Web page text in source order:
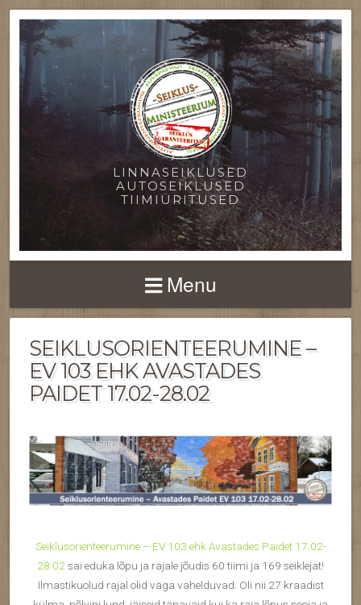
LINNASEIKLUSED
AUTOSEIKLUSED
TIIMIÜRITUSED
Menu
SEIKLUSORIENTEERUMINE –
EV 103 EHK AVASTADES
PAIDET 17.02-28.02
Seiklusorienteerumine – EV 103 ehk Avastades Paidet 17.02-
28.02 sai eduka lõpu ja rajale jõudis 60 tiimi ja 169 seiklejat!
Ilmastikuolud rajal olid väga vahelduvad. Oli nii 27 kraadist